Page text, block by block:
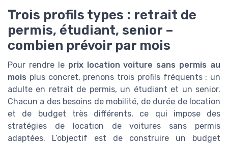
Trois profils types : retrait de
permis, étudiant, senior –
combien prévoir par mois
Pour rendre le prix location voiture sans permis au
mois plus concret, prenons trois profils fréquents : un
adulte en retrait de permis, un étudiant et un senior.
Chacun a des besoins de mobilité, de durée de location
et de budget très différents, ce qui impose des
stratégies de location de voitures sans permis
adaptées. L’objectif est de construire un budget